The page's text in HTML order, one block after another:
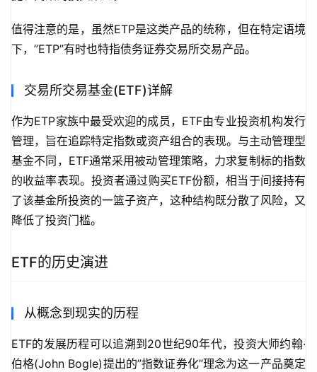
值得注意的是，虽然ETP是这类产品的统称，但在特定语境
下，”ETP”有时也特指债务证券交易所交易产品。
交易所交易基金(ETF)详解
作为ETP家族中最受欢迎的成员，ETF由专业投资机构发行
管理，旨在追踪特定指数或资产组合的表现。与主动管理型
基金不同，ETF通常采用被动管理策略，力求复制标的指数
的收益率表现。投资者通过购买ETF份额，相当于间接持有
了该基金所投资的一篮子资产，这种结构既分散了风险，又
降低了投资门槛。
ETF的历史演进
从概念到现实的历程
ETF的发展历程可以追溯到20世纪90年代，投资大师约翰·
伯格(John Bogle)提出的”指数证券化”理念为这一产品奠定